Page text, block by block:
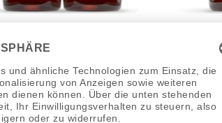
Glycerin 1000ml
11,24 € pro 1 l